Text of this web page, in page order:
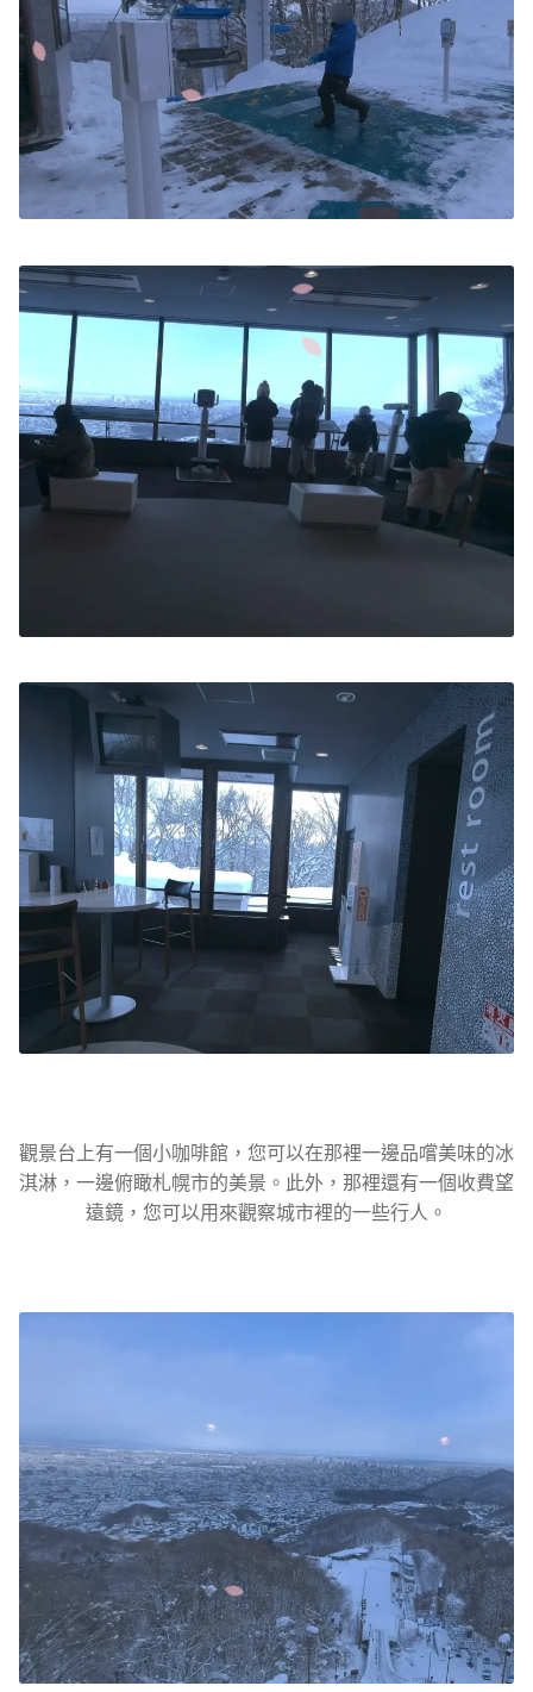
觀景台上有一個小咖啡館，您可以在那裡一邊品嚐美味的冰
淇淋，一邊俯瞰札幌市的美景。此外，那裡還有一個收費望
遠鏡，您可以用來觀察城市裡的一些行人。